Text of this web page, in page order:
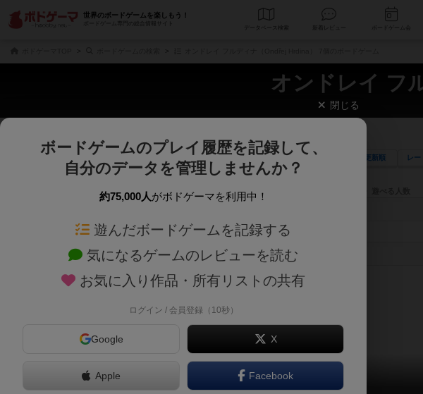
世界のボードゲームを楽しもう！
ボードゲーム専門の総合情報サイト
データベース
オンドレイ フ
じっくり表示 更新順 レ
商品名、商品説明文、デザイナー名、テーマ名、メカニクス名を対象にフリーワード検索ができます。
ゲームデザイナー名を指定して検索できます。
ゲームデザイナー
対象年齢を指定します。 世界観や登場人物などモチーフ・ストーリー
テーマ/フレーバー
閉じる
ボードゲームのプレイ履歴を記録して、
自分のデータを管理しませんか？
約75,000人がボドゲーマを利用中！
遊んだボードゲームを記録する
気になるゲームのレビューを読む
お気に入り作品・所有リストの共有
ログイン / 会員登録（10秒）
Google X
Apple Facebook